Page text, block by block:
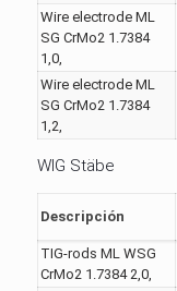
Wire electrode ML
SG CrMo2 1.7384
1,0,
Wire electrode ML
SG CrMo2 1.7384
1,2,
WIG Stäbe
Descripción
TIG-rods ML WSG
CrMo2 1.7384 2,0,